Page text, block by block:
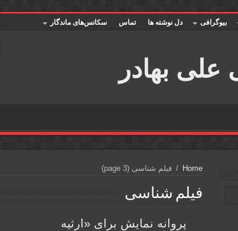
بیوگرافی دل نوشته ها تماس سکانس‌های ماندگار
Home
/ فیلم شناسی (page 3)
فیلم شناسی
پروانه نمایش برای «ارثیه